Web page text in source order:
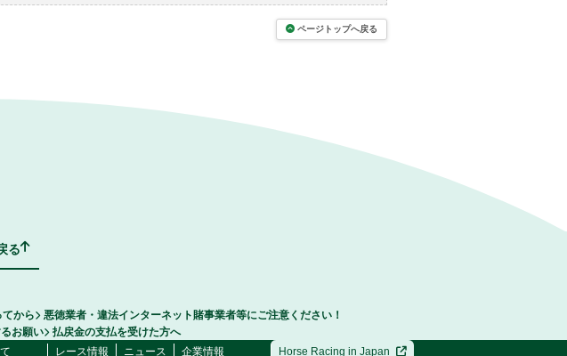
ページトップへ戻る
る
から
悪徳業者・違法インターネット賭事業者等にご注意ください！
お願い
払戻金の支払を受けた方へ
レース情報 ニュース 企業情報 Horse Racing in Japan